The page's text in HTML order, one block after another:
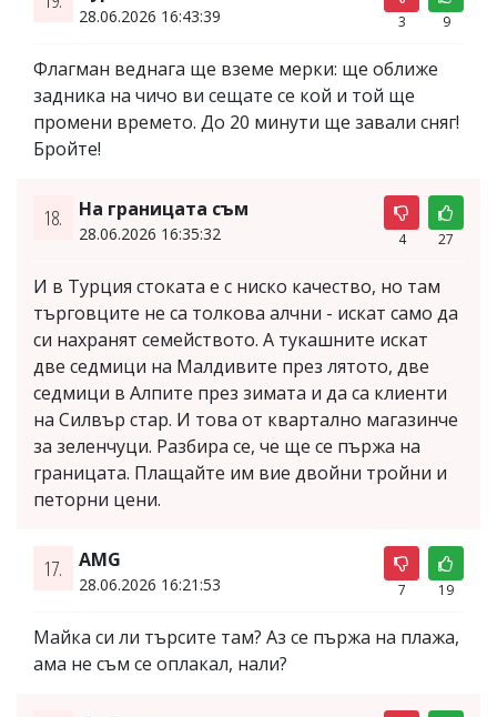
28.06.2026 16:43:39 3 9
Флагман веднага ще вземе мерки: ще оближе
задника на чичо ви сещате се кой и той ще
промени времето. До 20 минути ще завали сняг!
Бройте!
18. На границата съм
28.06.2026 16:35:32 4 27
И в Турция стоката е с ниско качество, но там
търговците не са толкова алчни - искат само да
си нахранят семейството. А тукашните искат
две седмици на Малдивите през лятото, две
седмици в Алпите през зимата и да са клиенти
на Силвър стар. И това от квартално магазинче
за зеленчуци. Разбира се, че ще се пържа на
границата. Плащайте им вие двойни тройни и
петорни цени.
17. AMG
28.06.2026 16:21:53 7 19
Майка си ли търсите там? Аз се пържа на плажа,
ама не съм се оплакал, нали?